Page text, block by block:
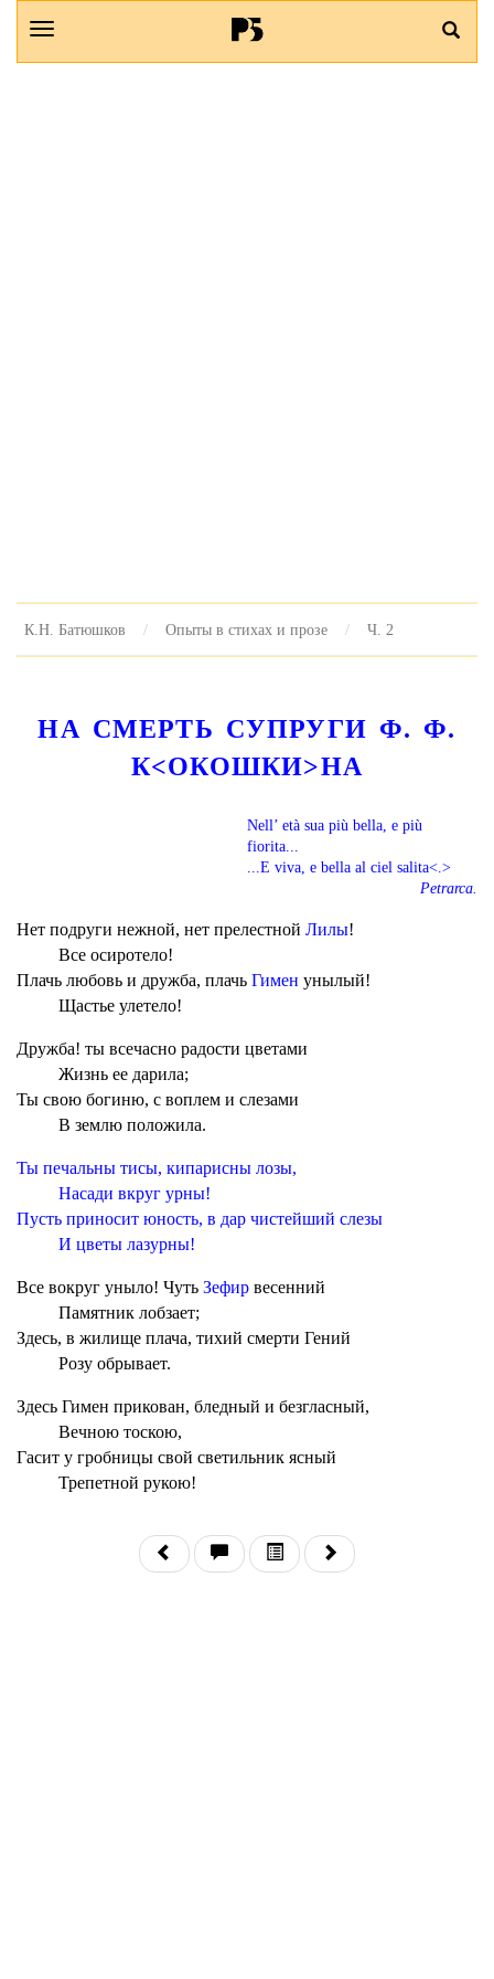
К.Н. Батюшков Опыты в стихах и прозе Ч. 2
НА СМЕРТЬ СУПРУГИ Ф. Ф.
К<ОКОШКИ>НА
Nell’ età sua più bella, e più
fiorita...
...E viva, e bella al ciel salita<.>
Petrarca.
Нет подруги нежной, нет прелестной Лилы!
Все осиротело!
Плачь любовь и дружба, плачь Гимен унылый!
Щастье улетело!
Дружба! ты всечасно радости цветами
Жизнь ее дарила;
Ты свою богиню, с воплем и слезами
В землю положила.
Ты печальны тисы, кипарисны лозы,
Насади вкруг урны!
Пусть приносит юность, в дар чистейший слезы
И цветы лазурны!
Все вокруг уныло! Чуть Зефир весенний
Памятник лобзает;
Здесь, в жилище плача, тихий смерти Гений
Розу обрывает.
Здесь Гимен прикован, бледный и безгласный,
Вечною тоскою,
Гасит у гробницы свой светильник ясный
Трепетной рукою!